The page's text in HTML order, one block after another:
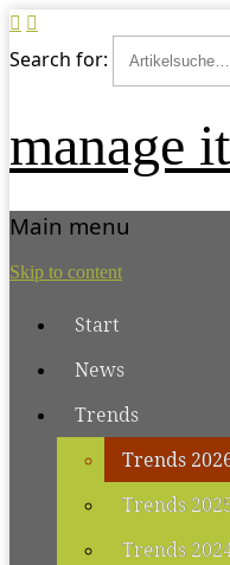
Search for:
manage it
Main menu
Skip to content
Start
News
Trends
Trends
Trends
Trends